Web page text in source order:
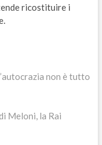
ricostituire i
non è tutto
Meloni, la Rai